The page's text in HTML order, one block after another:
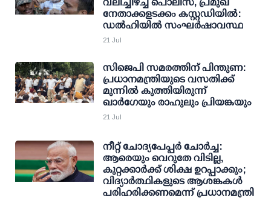
വലിച്ചിഴച്ച് പൊലീസ്, പ്രമുഖ
നേതാക്കളടക്കം കസ്റ്റഡിയില്‍:
ഡല്‍ഹിയില്‍ സംഘര്‍ഷാവസ്ഥ
21 Jul
സിജെപി സമരത്തിന് പിന്തുണ:
പ്രധാനമന്ത്രിയുടെ വസതിക്ക്
മുന്നില്‍ കുത്തിയിരുന്ന്
ഖാര്‍ഗേയും രാഹുലും പ്രിയങ്കയും
21 Jul
നീറ്റ് ചോദ്യപേപ്പര്‍ ചോര്‍ച്ച:
ആരെയും വെറുതേ വിടില്ല,
കുറ്റക്കാര്‍ക്ക് ശിക്ഷ ഉറപ്പാക്കും;
വിദ്യാര്‍ത്ഥികളുടെ ആശങ്കകള്‍
പരിഹരിക്കണമെന്ന് പ്രധാനമന്ത്രി